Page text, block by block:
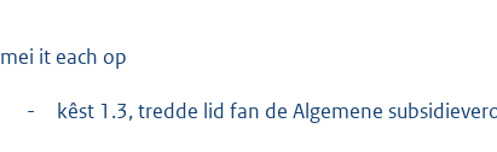
mei it each op
- kêst 1.3, tredde lid fan de Algemene